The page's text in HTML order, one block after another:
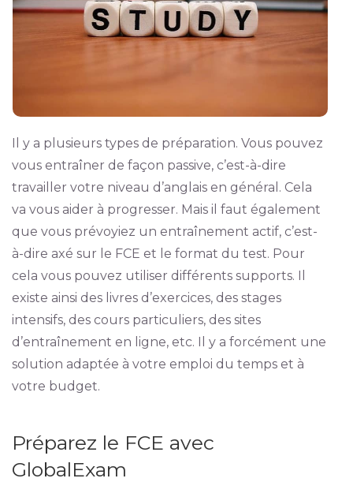
Il y a plusieurs types de préparation. Vous pouvez
vous entraîner de façon passive, c’est-à-dire
travailler votre niveau d’anglais en général. Cela
va vous aider à progresser. Mais il faut également
que vous prévoyiez un entraînement actif, c’est-
à-dire axé sur le FCE et le format du test. Pour
cela vous pouvez utiliser différents supports. Il
existe ainsi des livres d’exercices, des stages
intensifs, des cours particuliers, des sites
d’entraînement en ligne, etc. Il y a forcément une
solution adaptée à votre emploi du temps et à
votre budget.
Préparez le FCE avec
GlobalExam